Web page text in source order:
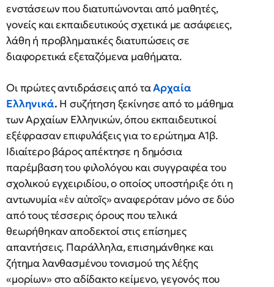
ενστάσεων που διατυπώνονται από μαθητές,
γονείς και εκπαιδευτικούς σχετικά με ασάφειες,
λάθη ή προβληματικές διατυπώσεις σε
διαφορετικά εξεταζόμενα μαθήματα.
Οι πρώτες αντιδράσεις από ταΑρχαία
Ελληνικά. Η συζήτηση ξεκίνησε από το μάθημα
των Αρχαίων Ελληνικών, όπου εκπαιδευτικοί
εξέφρασαν επιφυλάξεις για το ερώτημα Α1β.
Ιδιαίτερο βάρος απέκτησε η δημόσια
παρέμβαση του φιλολόγου και συγγραφέα του
σχολικού εγχειριδίου, ο οποίος υποστήριξε ότι η
αντωνυμία «ἐν αὐτοῖς» αναφερόταν μόνο σε δύο
από τους τέσσερις όρους που τελικά
θεωρήθηκαν αποδεκτοί στις επίσημες
απαντήσεις. Παράλληλα, επισημάνθηκε και
ζήτημα λανθασμένου τονισμού της λέξης
«μορίων» στο αδίδακτο κείμενο, γεγονός που